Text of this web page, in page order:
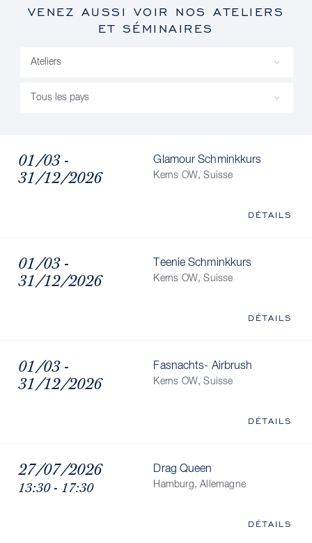
VENEZ AUSSI VOIR NOS ATELIERS
ET SÉMINAIRES
01/03 -
31/12/2026
Glamour Schminkkurs
Kerns OW, Suisse
DÉTAILS
01/03 -
31/12/2026
Teenie Schminkkurs
Kerns OW, Suisse
DÉTAILS
01/03 -
31/12/2026
Fasnachts- Airbrush
Kerns OW, Suisse
DÉTAILS
27/07/2026
13:30 - 17:30
Drag Queen
Hamburg, Allemagne
DÉTAILS